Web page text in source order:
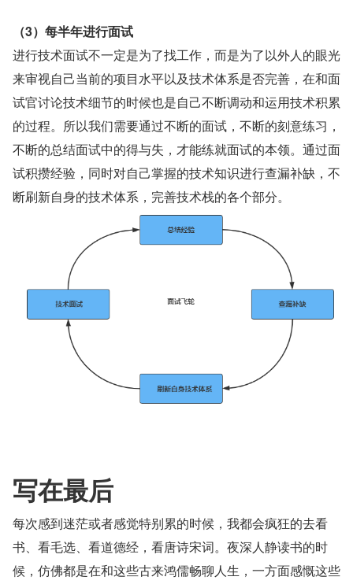
（3）每半年进行面试
进行技术面试不一定是为了找工作，而是为了以外人的眼光
来审视自己当前的项目水平以及技术体系是否完善，在和面
试官讨论技术细节的时候也是自己不断调动和运用技术积累
的过程。所以我们需要通过不断的面试，不断的刻意练习，
不断的总结面试中的得与失，才能练就面试的本领。通过面
试积攒经验，同时对自己掌握的技术知识进行查漏补缺，不
断刷新自身的技术体系，完善技术栈的各个部分。
写在最后
每次感到迷茫或者感觉特别累的时候，我都会疯狂的去看
书、看毛选、看道德经，看唐诗宋词。夜深人静读书的时
候，仿佛都是在和这些古来鸿儒畅聊人生，一方面感慨这些